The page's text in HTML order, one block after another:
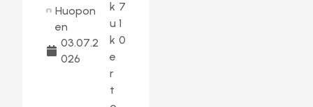
Huopon
en
03.07.2
026
k
u
k
e
r
t
7
1
0